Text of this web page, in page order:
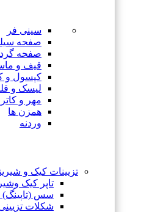
سینی فر
صفحه
صفحه
قیف و
کپسول و
لیسک و
مهر و کاتر
همزن ها
وردنه
تزیینات کیک و
تاپر کیک
سس
شکلات